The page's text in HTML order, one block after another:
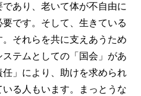
あり、老いて体が不自由に
です。そして、生きている
それらを共に支えあうため
テムとしての「国会」があ
」により、助けを求められ
る人もいます。まっとうな